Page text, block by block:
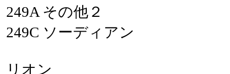
249A その他２
249C ソーディアン
リオン